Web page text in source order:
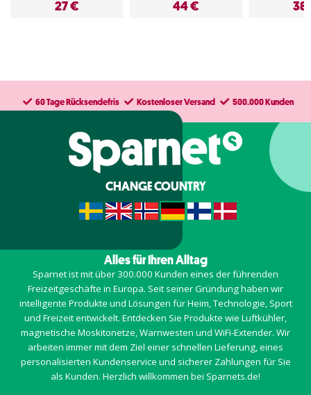
27 € 44 € 38
60 Tage Rücksendefris Kostenloser Versand 500.000 Kunden
CHANGE COUNTRY
Alles für Ihren Alltag
Sparnet ist mit über 300.000 Kunden eines der führenden
Freizeitgeschäfte in Europa. Seit seiner Gründung haben wir
intelligente Produkte und Lösungen für Heim, Technologie, Sport
und Freizeit entwickelt. Entdecken Sie Produkte wie Luftkühler,
magnetische Moskitonetze, Warnwesten und WiFi-Extender. Wir
arbeiten immer mit dem Ziel einer schnellen Lieferung, eines
personalisierten Kundenservice und sicherer Zahlungen für Sie
als Kunden. Herzlich willkommen bei Sparnets.de!